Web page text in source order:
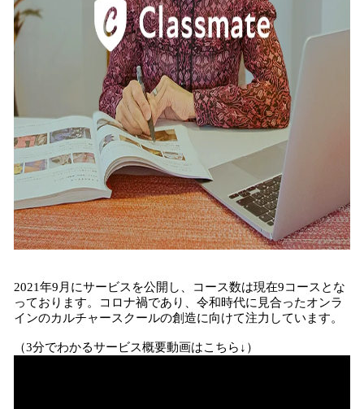
2021年9月にサービスを公開し、コース数は現在9コースとな
っております。コロナ禍であり、令和時代に見合ったオンラ
インのカルチャースクールの創造に向けて注力しています。
（3分でわかるサービス概要動画はこちら↓）